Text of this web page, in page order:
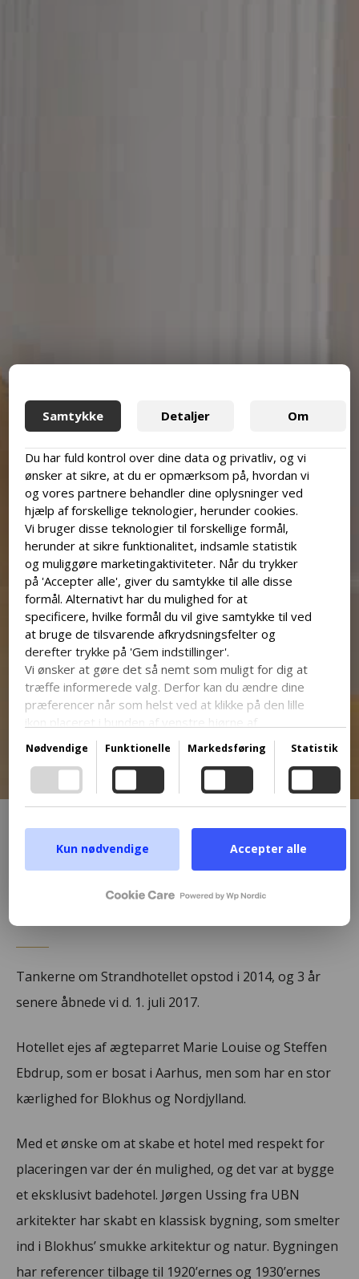
Historien bag
ET BADEHOTEL BYGGET AF KÆRLIGHED
Tankerne om Strandhotellet opstod i 2014, og 3 år
senere åbnede vi d. 1. juli 2017.
Hotellet ejes af ægteparret Marie Louise og Steffen
Ebdrup, som er bosat i Aarhus, men som har en stor
kærlighed for Blokhus og Nordjylland.
Med et ønske om at skabe et hotel med respekt for
placeringen var der én mulighed, og det var at bygge
et eksklusivt badehotel. Jørgen Ussing fra UBN
arkitekter har skabt en klassisk bygning, som smelter
ind i Blokhus’ smukke arkitektur og natur. Bygningen
har referencer tilbage til 1920’ernes og 1930’ernes
Samtykke Detaljer Om
Du har fuld kontrol over dine data og privatliv, og vi
ønsker at sikre, at du er opmærksom på, hvordan vi
og vores partnere behandler dine oplysninger ved
hjælp af forskellige teknologier, herunder cookies.
Vi bruger disse teknologier til forskellige formål,
herunder at sikre funktionalitet, indsamle statistik
og muliggøre marketingaktiviteter. Når du trykker
på 'Accepter alle', giver du samtykke til alle disse
formål. Alternativt har du mulighed for at
specificere, hvilke formål du vil give samtykke til ved
at bruge de tilsvarende afkrydsningsfelter og
derefter trykke på 'Gem indstillinger'.
Vi ønsker at gøre det så nemt som muligt for dig at
træffe informerede valg. Derfor kan du ændre dine
præferencer når som helst ved at klikke på den lille
ikon placeret i bunden af venstre hjørne af
hjemmesiden og dermed trække dit samtykke
tilbage.
Hvis du ønsker at dykke dybere ned i vores brug af
cookies og andre teknologier, samt vores
indsamling og behandling af personoplysninger,
opfordrer vi dig til at læse mere ved at følge det
medfølgende link. Vi prioriterer gennemsigtighed og
Googles privatlivspolitik
Nødvendige Funktionelle Markedsføring Statistik
Kun nødvendige Accepter alle